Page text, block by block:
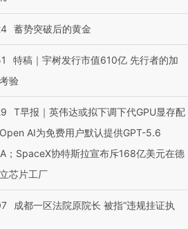
蓄势突破后的黄金
特稿｜宇树发行市值610亿 先行者的加
验
T早报｜英伟达或拟下调下代GPU显存配
AI为免费用户默认提供GPT-5.6
；SpaceX协特斯拉宣布斥168亿美元在德
芯片工厂
成都一区法院原院长 被指“违规挂证执